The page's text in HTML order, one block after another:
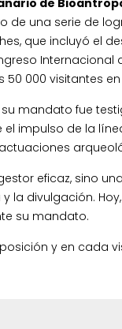
una serie de
que incluyó el
50 000 visitantes
su mandato fue
el impulso de la
eficaz, sino
la divulgación.
su mandato.
y en cada